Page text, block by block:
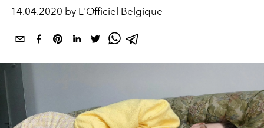
14.04.2020 by L'Officiel Belgique